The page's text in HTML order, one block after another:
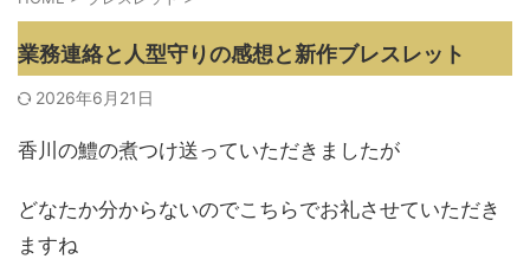
業務連絡と人型守りの感想と新作ブレスレット
2026年6月21日
香川の鱧の煮つけ送っていただきましたが
どなたか分からないのでこちらでお礼させていただき
ますね